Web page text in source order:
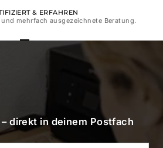
& ERFAHREN
mehrfach ausgezeichnete Beratung.
Gehe zu Element 1
Gehe zu Element 2
Gehe zu Element 3
Gehe zu Element 4
direkt in deinem Postfach